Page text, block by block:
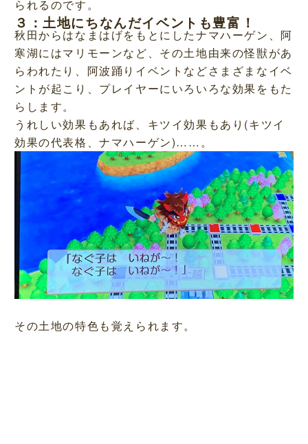
られるのです。
３：土地にちなんだイベントも豊富！
秋田からはなまはげをもとにしたナマハーゲン、阿
寒湖にはマリモーンなど、その土地由来の怪獣があ
らわれたり、阿波踊りイベントなどさまざまなイベ
ントが起こり、プレイヤーにいろいろな効果をもた
らします。
うれしい効果もあれば、キツイ効果もあり(キツイ
効果の代表格、ナマハーゲン)……。
その土地の特色も覚えられます。